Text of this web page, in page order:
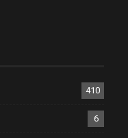
410
6